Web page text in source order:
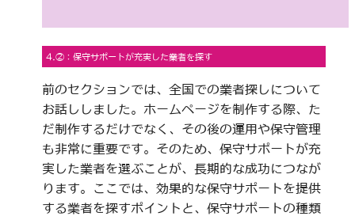
4.②：保守サポートが充実した業者を探す
前のセクションでは、全国での業者探しについて
お話ししました。ホームページを制作する際、た
だ制作するだけでなく、その後の運用や保守管理
も非常に重要です。そのため、保守サポートが充
実した業者を選ぶことが、長期的な成功につなが
ります。ここでは、効果的な保守サポートを提供
する業者を探すポイントと、保守サポートの種類